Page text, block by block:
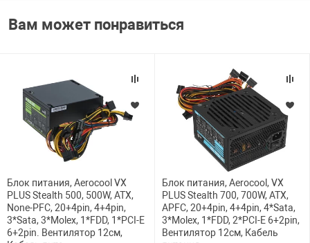
Вам может понравиться
Блок питания, Aerocool VX
PLUS Stealth 500, 500W, ATX,
None-PFC, 20+4pin, 4+4pin,
3*Sata, 3*Molex, 1*FDD, 1*PCI-E
6+2pin. Вентилятор 12см,
Блок питания, Aerocool, VX
PLUS Stealth 700, 700W, ATX,
APFC, 20+4pin, 4+4pin, 4*Sata,
3*Molex, 1*FDD, 2*PCI-E 6+2pin,
Вентилятор 12см, Кабель